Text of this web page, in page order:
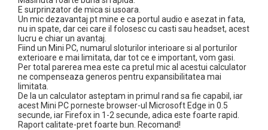
E surprinzator de mica si usoara.
Un mic dezavantaj pt mine e ca portul audio e asezat in fata,
nu in spate, dar cei care il folosesc cu casti sau headset, acest
lucru e chiar un avantaj.
Fiind un Mini PC, numarul sloturilor interioare si al porturilor
exterioare e mai limitata, dar tot ce e important, vom gasi.
Per total parerea mea este ca pretul mic al acestui calculator
ne compenseaza generos pentru expansibilitatea mai
limitata.
De la un calculator asteptam in primul rand sa fie capabil, iar
acest Mini PC porneste browser-ul Microsoft Edge in 0.5
secunde, iar Firefox in 1-2 secunde, adica este foarte rapid.
Raport calitate-pret foarte bun. Recomand!